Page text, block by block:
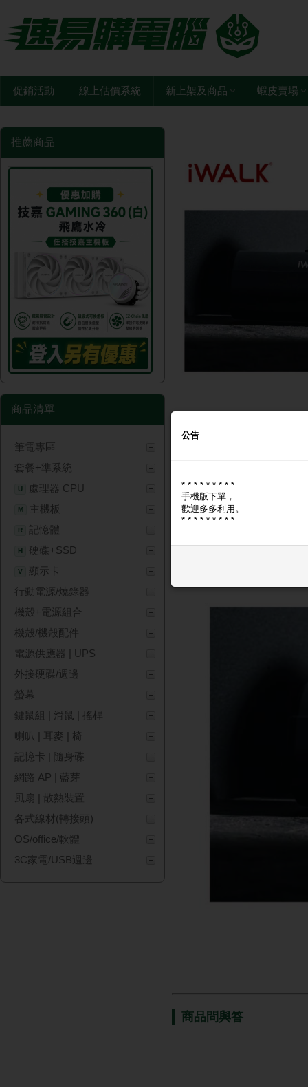
促銷活動 線上估價系統 新上架及商品 蝦皮賣場
推薦商品
商品清單
筆電專區
套餐+準系統
U 處理器 CPU
M 主機板
R 記憶體
H 硬碟+SSD
V
顯示卡
行動電源/燒錄器
機殼+電源組合
機殼/機殼配件
電源供應器 | UPS
外接硬碟/週邊
螢幕
鍵鼠組 | 滑鼠 | 搖桿
喇叭 | 耳麥 | 椅
記憶卡 | 隨身碟
網路 AP | 藍芽
風扇 | 散熱裝置
各式線材(轉接頭)
OS/office/軟體
3C家電/USB週邊
商品圖片
商品問與答
公告
* * * * * * * * *
手機版下單，
歡迎多多利用。
* * * * * * * * *